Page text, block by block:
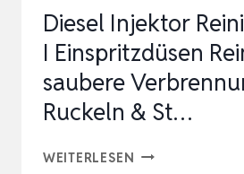
Diesel Injektor
I Einspritzdüsen
saubere
Ruckeln & St…
WEITERLESEN DIESEL